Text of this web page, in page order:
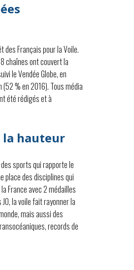
des Français pour la Voile.
chaînes ont couvert la
le Vendée Globe, en
% en 2016). Tous média
été rédigés et à
la hauteur
sports qui rapporte le
place des disciplines qui
France avec 2 médailles
la voile fait rayonner la
mais aussi des
records de